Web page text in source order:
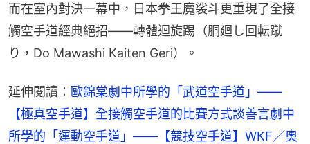
而在室內對決一幕中，日本拳王魔裟斗更重現了全接
觸空手道經典絕招——轉體迴旋踢（胴廻し回転蹴
り，Do Mawashi Kaiten Geri）。
延伸閱讀︰ 歐錦棠劇中所學的「武道空手道」——
【極真空手道】全接觸空手道的比賽方式談善言劇中
所學的「運動空手道」——【競技空手道】WKF／奧